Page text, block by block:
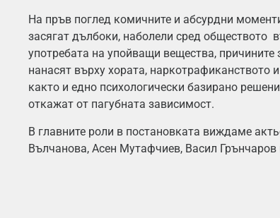
На пръв поглед комичните и абсурдни
засягат дълбоки, наболели сред обществото
употребата на упойващи вещества, причините
нанасят върху хората, наркотрафиканството
както и едно психологически базирано
откажат от пагубната зависимост.
В главните роли в постановката виждаме
Вълчанова, Асен Мутафчиев, Васил